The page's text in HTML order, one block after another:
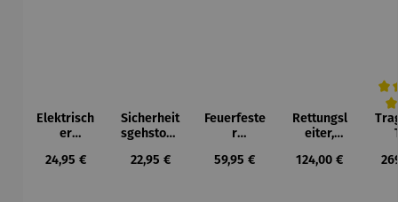
Elektrisch
er
mer
Regulärer Preis:
24,95 €
Sicherheit
sgehstock
Be Safe
Regulärer Preis:
22,95 €
Feuerfeste
r
en-
Regulärer Preis:
59,95 €
Rettungsl
eiter,
r | 7,5m
Regulärer Preis:
124,00 €